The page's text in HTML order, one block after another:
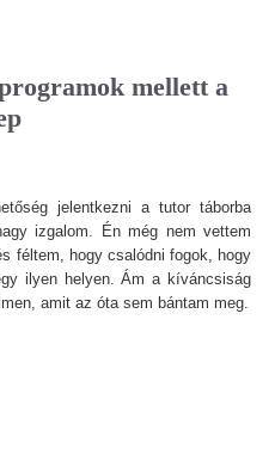
mellett a
jelentkezni a tutor táborba
izgalom. Én még nem vettem
féltem, hogy csalódni fogok, hogy
ilyen helyen. Ám a kíváncsiság
amit az óta sem bántam meg.